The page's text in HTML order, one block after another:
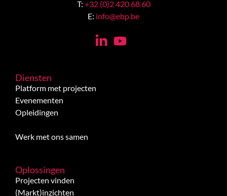
T: +32 (0)2 420 68 60
E: info@ebp.be
Diensten
Platform met projecten
Evenementen
Opleidingen
Werk met ons samen
Oplossingen
Projecten vinden
(Markt)inzichten